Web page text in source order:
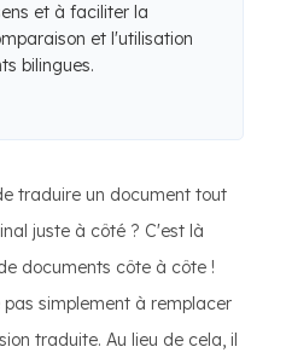
et à faciliter la
et l'utilisation
bilingues.
traduire un document tout
juste à côté ? C'est là
documents côte à côte !
simplement à remplacer
traduite. Au lieu de cela, il